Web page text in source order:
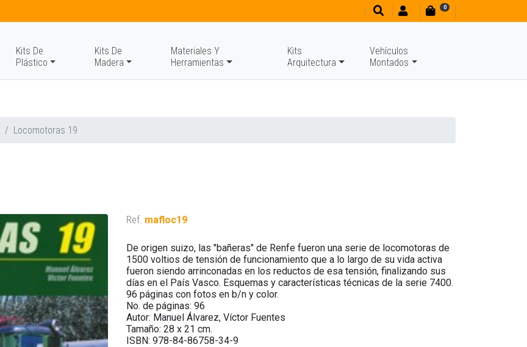
0
Kits De
Plástico
Kits De
Madera
Materiales Y
Herramientas
Kits
Arquitectura
Vehículos
Montados
Locomotoras 19
Ref. mafloc19
De origen suizo, las "bañeras" de Renfe fueron una serie de locomotoras de
1500 voltios de tensión de funcionamiento que a lo largo de su vida activa
fueron siendo arrinconadas en los reductos de esa tensión, finalizando sus
días en el País Vasco. Esquemas y características técnicas de la serie 7400.
96 páginas con fotos en b/n y color.
No. de páginas: 96
Autor: Manuel Álvarez, Víctor Fuentes
Tamaño: 28 x 21 cm.
ISBN: 978-84-86758-34-9